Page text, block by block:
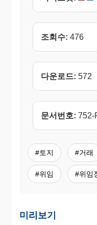
조회수: 476
다운로드: 572
문서번호: 752-
#토지 #거래
#위임 #위임
미리보기